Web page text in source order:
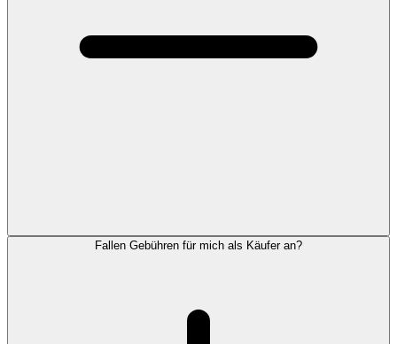
Fallen Gebühren für mich als Käufer an?